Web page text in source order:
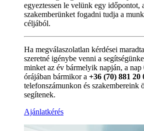
egyeztessen le velünk egy időpontot,
szakemberünket fogadni tudja a
céljából.
Ha megválaszolatlan kérdései
szeretné igénybe venni a
minket az év bármelyik napján, a nap
órájában bármikor a +36 (70) 881 20
telefonszámunkon és szakembereink
segítenek.
Ajánlatkérés